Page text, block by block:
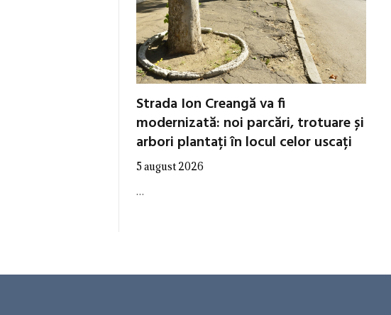
Strada Ion Creangă va fi
modernizată: noi parcări, trotuare și
arbori plantați în locul celor uscați
5 august 2026
…